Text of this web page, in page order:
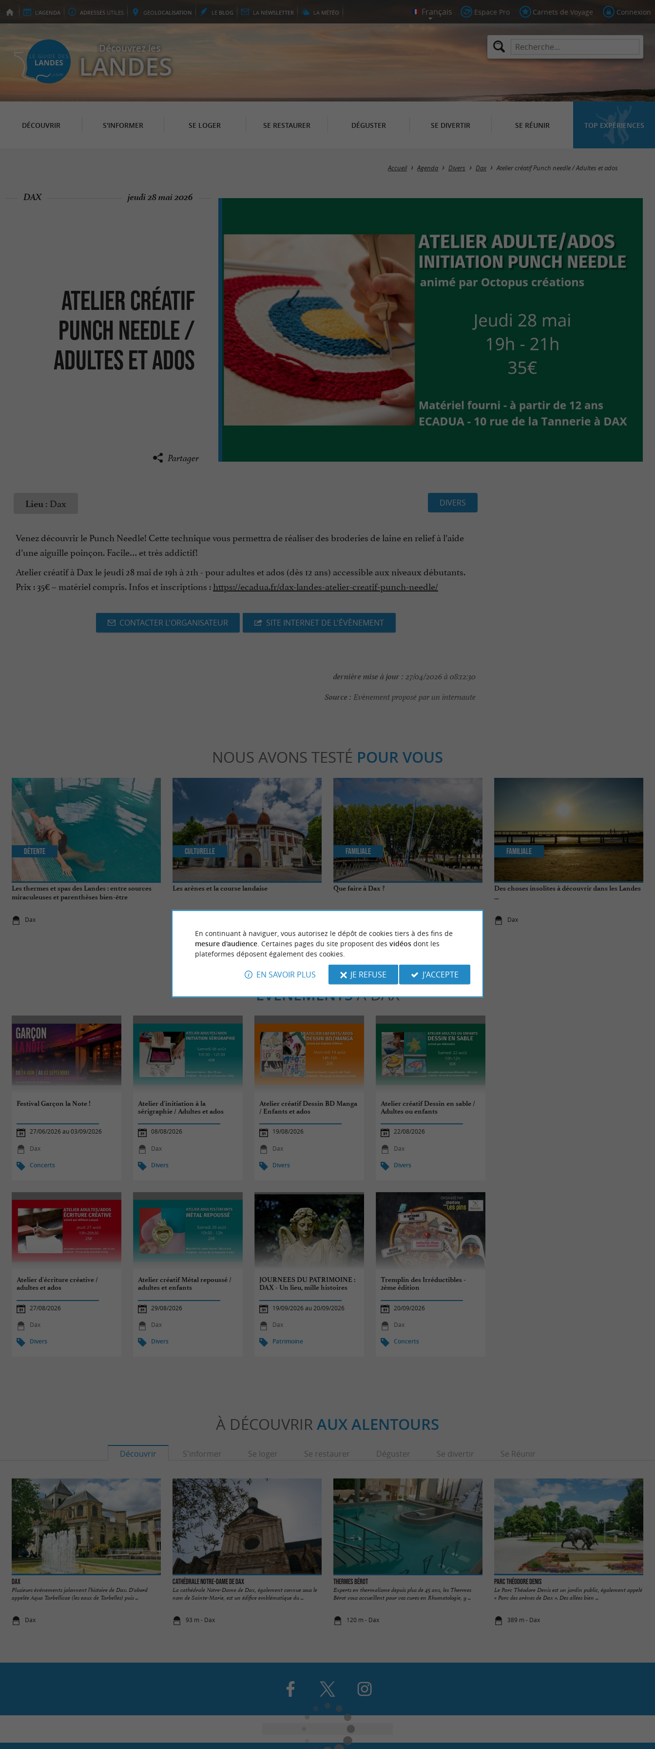
L'AGENDA ADRESSES UTILES GEOLOCALISATION LE BLOG LA NEWSLETTER LA MÉTÉO Espace Pro Carnets de Voyage Connexion
Découvrez les
LANDES
DÉCOUVRIR S'INFORMER SE LOGER SE RESTAURER DÉGUSTER SE DIVERTIR SE RÉUNIR TOP EXPÉRIENCES
Accueil Agenda Divers Dax Atelier créatif Punch needle / Adultes et ados
Atelier créatif
Punch needle /
Adultes et ados
DAX jeudi 28 mai 2026
Partager
Lieu : Dax DIVERS
Venez découvrir le Punch Needle! Cette technique vous permettra de réaliser des broderies de laine en relief à l’aide
d’une aiguille poinçon. Facile… et très addictif!
Atelier créatif à Dax le jeudi 28 mai de 19h à 21h - pour adultes et ados (dès 12 ans) accessible aux niveaux débutants.
Prix : 35€ – matériel compris. Infos et inscriptions :https://ecadua.fr/dax-landes-atelier-creatif-punch-needle/
CONTACTER L'ORGANISATEUR SITE INTERNET DE L'ÉVÈNEMENT
dernière mise à jour : 27/04/2026 à 08:12:30
Source : Evènement proposé par un internaute
NOUS AVONS TESTÉ POUR VOUS
Les thermes et spas des Landes : entre sources
miraculeuses et parenthèses bien-être
Dax
Détente
Les arènes et la course landaise
Culturelle
Que faire à Dax ?
Familiale
Des choses insolites à découvrir dans les Landes
...
Dax
Familiale
ÉVÈNEMENTSÀ DAX
Festival Garçon la Note !
27/06/2026 au 03/09/2026
Dax
Concerts
Atelier d'initiation à la
sérigraphie / Adultes et ados
08/08/2026
Dax
Divers
Atelier créatif Dessin BD Manga
/ Enfants et ados
19/08/2026
Dax
Divers
Atelier créatif Dessin en sable /
Adultes ou enfants
22/08/2026
Dax
Divers
Atelier d'écriture créative /
adultes et ados
27/08/2026
Dax
Divers
Atelier créatif Métal repoussé /
adultes et enfants
29/08/2026
Dax
Divers
JOURNEES DU PATRIMOINE :
DAX - Un lieu, mille histoires
19/09/2026 au 20/09/2026
Dax
Patrimoine
Tremplin des Irréductibles -
2ème édition
20/09/2026
Dax
Concerts
À DÉCOUVRIR AUX ALENTOURS
Découvrir S'informer Se loger Se restaurer Déguster Se divertir Se Réunir
Dax
Plusieurs événements jalonnent l'histoire de Dax. D'abord
appelée Aqua Tarbellicae (les eaux de Tarbelles) puis ...
Dax
Cathédrale Notre-Dame de Dax
La cathédrale Notre-Dame de Dax, également connue sous le
nom de Sainte-Marie, est un édifice emblématique du ...
93 m - Dax
Thermes Bérot
Experts en thermalisme depuis plus de 45 ans, les Thermes
Bérot vous accueillent pour vos cures en Rhumatologie, y ...
120 m - Dax
Parc Théodore Denis
Le Parc Théodore Denis est un jardin public, également appelé
« Parc des arènes de Dax ». Des allées bien ...
389 m - Dax
En continuant à naviguer, vous autorisez le dépôt de cookies tiers à des fins de
mesure d'audience. Certaines pages du site proposent des vidéosdont les
plateformes déposent également des cookies.
EN SAVOIR PLUS JE REFUSE J'ACCEPTE